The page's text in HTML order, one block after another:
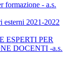
formazione - a.s.
esterni 2021-2022
ESPERTI PER
DOCENTI -a.s.